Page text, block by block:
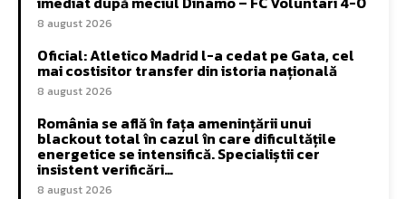
8 august 2026
Oficial: Atletico Madrid l-a cedat pe Gata, cel
mai costisitor transfer din istoria națională
8 august 2026
România se află în fața amenințării unui
blackout total în cazul în care dificultățile
energetice se intensifică. Specialiștii cer
insistent verificări…
8 august 2026